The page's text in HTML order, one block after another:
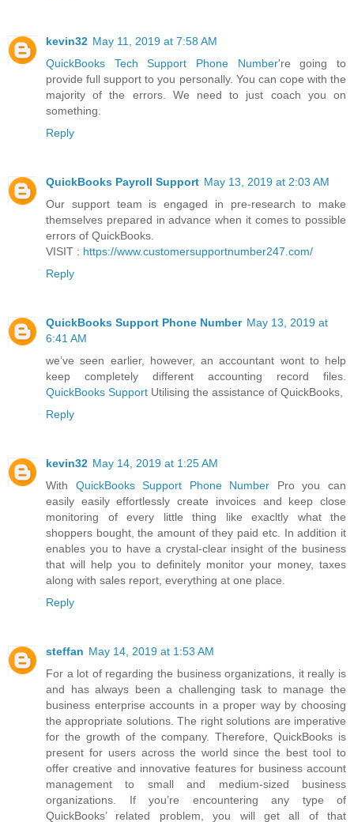
kevin32 May 11, 2019 at 7:58 AM
QuickBooks Tech Support Phone Number're going to
provide full support to you personally. You can cope with the
majority of the errors. We need to just coach you on
something.
Reply
QuickBooks Payroll Support May 13, 2019 at 2:03 AM
Our support team is engaged in pre-research to make
themselves prepared in advance when it comes to possible
errors of QuickBooks.
VISIT : https://www.customersupportnumber247.com/
Reply
QuickBooks Support Phone Number May 13, 2019 at
6:41 AM
we’ve seen earlier, however, an accountant wont to help
keep completely different accounting record files.
QuickBooks Support Utilising the assistance of QuickBooks,
Reply
kevin32 May 14, 2019 at 1:25 AM
With QuickBooks Support Phone Number Pro you can
easily easily effortlessly create invoices and keep close
monitoring of every little thing like exacltly what the
shoppers bought, the amount of they paid etc. In addition it
enables you to have a crystal-clear insight of the business
that will help you to definitely monitor your money, taxes
along with sales report, everything at one place.
Reply
steffan May 14, 2019 at 1:53 AM
For a lot of regarding the business organizations, it really is
and has always been a challenging task to manage the
business enterprise accounts in a proper way by choosing
the appropriate solutions. The right solutions are imperative
for the growth of the company. Therefore, QuickBooks is
present for users across the world since the best tool to
offer creative and innovative features for business account
management to small and medium-sized business
organizations. If you’re encountering any type of
QuickBooks’ related problem, you will get all of that